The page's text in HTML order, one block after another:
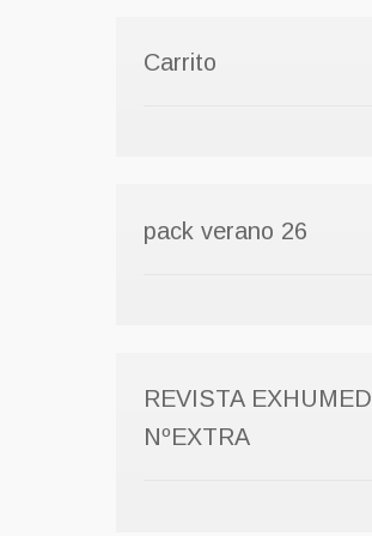
Carrito
pack verano 26
REVISTA EXHUMED
NºEXTRA